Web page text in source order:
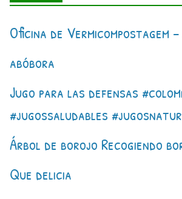
Oficina de Vermicompostagem
abóbora
Jugo para las defensas
#jugossaludables
Árbol de borojo Recogiendo
Que delicia